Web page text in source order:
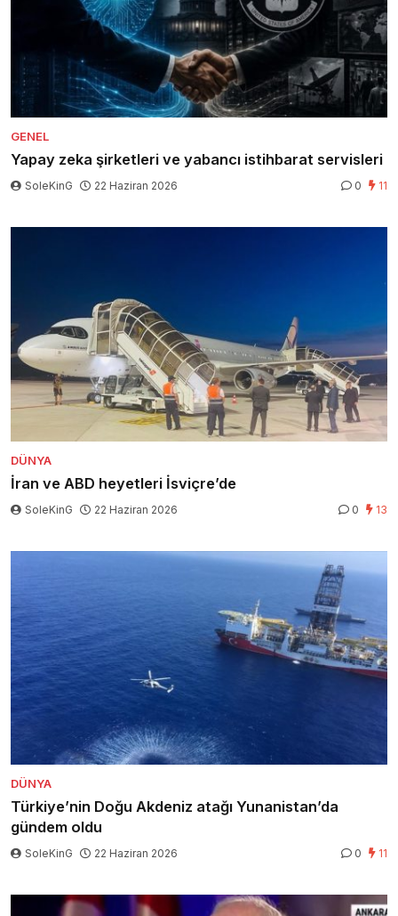
GENEL
Yapay zeka şirketleri ve yabancı istihbarat servisleri
SoleKinG 22 Haziran 2026 0 11
DÜNYA
İran ve ABD heyetleri İsviçre’de
SoleKinG 22 Haziran 2026 0 13
DÜNYA
Türkiye’nin Doğu Akdeniz atağı Yunanistan’da
gündem oldu
SoleKinG 22 Haziran 2026 0 11